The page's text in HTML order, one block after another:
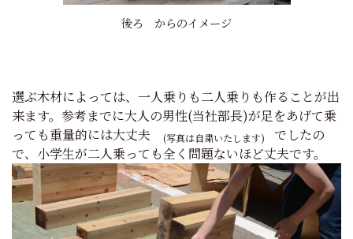
後ろ からのイメージ
選ぶ木材によっては、一人乗りも二人乗りも作ることが出
来ます。参考までに大人の男性(当社部長)が足をあげて乗
っても重量的には大丈夫
(写真は自粛いたします) でしたの
で、小学生が二人乗っても全く問題ないほど丈夫です。